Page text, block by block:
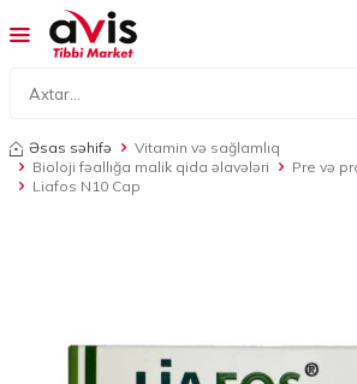
Əsas səhifə
Vitamin və sağlamlıq
Bioloji fəallığa malik qida əlavələri
Pre və
Liafos N10 Cap